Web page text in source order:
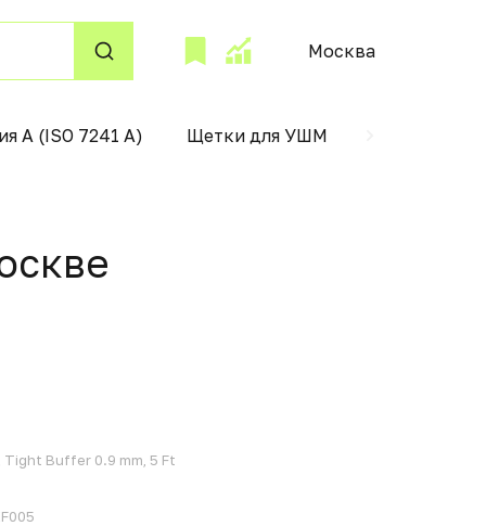
Москва
А (ISO 7241 А) Щетки для УШМ
Tight Buffer 0.9 mm, 5 Ft